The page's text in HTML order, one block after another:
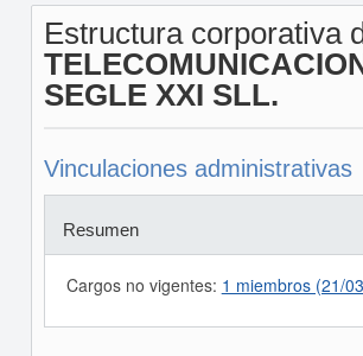
Estructura corporativa
SEGLE XXI SLL.
Vinculaciones administrativas
Resumen
Cargos no vigentes: 1 miembros (21/